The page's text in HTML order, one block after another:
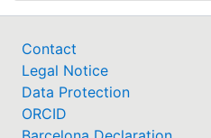
Contact
Legal Notice
Data Protection
ORCID